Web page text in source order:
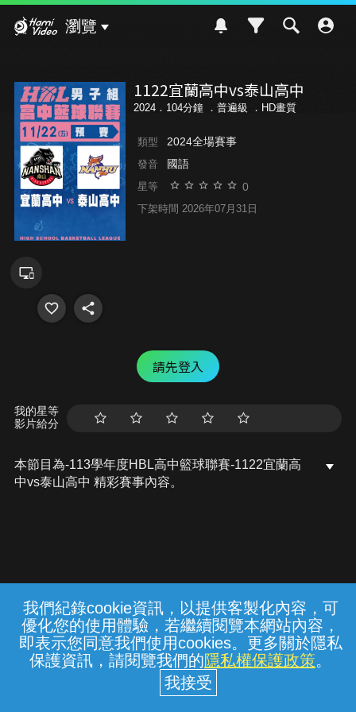
我們紀錄cookie資訊，以提供客製化內容，可
優化您的使用體驗，若繼續閱覽本網站內容，
即表示您同意我們使用cookies。更多關於隱私
保護資訊，請閱覽我們的隱私權保護政策。
瀏覽
1122宜蘭高中vs泰山高中
2024．104分鐘 ． 普遍級 ．HD畫質
類型 2024全場賽事
發音 國語
星等 0
下架時間 2026年07月31日
請先登入
我的星等
影片給分
本節目為-113學年度HBL高中籃球聯賽-1122宜蘭高
中vs泰山高中 精彩賽事內容。
常見問題 線上客服 服務條款 隱私權保護
中華電信股份有限公司個人家庭分公司
(統一編號：96979949) © 2026
{{notifyMsg}}